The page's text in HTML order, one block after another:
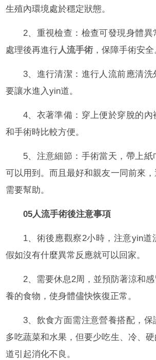
生殖內環境處於穩定狀態。
2、重視檢查：檢查可發現身體異
處理後再進行人流手術 ，保障手術安全
3、進行清潔：進行人流前應清洗
要讓水進入yin道。
4、衣著準備：穿上便於穿脫的內
和手術時比較方便。
5、注意細節：手術當天，帶上紙
可以用到。而且最好和親友一同前來
需要幫助。
05人流手術後注意事項
1、術後應觀察2小時，注意yin道
假如沒有什麼異常反應就可以回家。
2、需要休息2周，並預防著涼和
養的食物，使身體儘快恢復正常。
3、飲食方面需注意營養搭配，保
多吃蔬菜和水果，但要少吃生、冷、
道引起消化不良。